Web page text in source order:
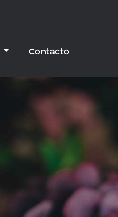
Contacto